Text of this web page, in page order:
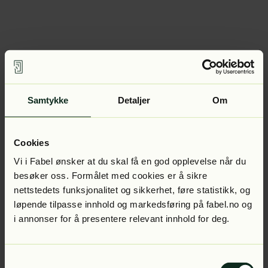
Samtykke Detaljer Om
Cookies
Vi i Fabel ønsker at du skal få en god opplevelse når du
besøker oss. Formålet med cookies er å sikre
nettstedets funksjonalitet og sikkerhet, føre statistikk, og
løpende tilpasse innhold og markedsføring på fabel.no og
i annonser for å presentere relevant innhold for deg.